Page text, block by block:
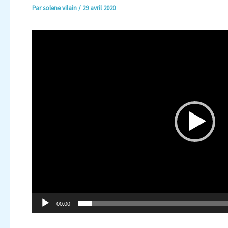
Parsolene vilain/ 29 avril 2020
00:00